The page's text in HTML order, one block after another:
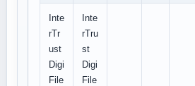
Inte
rTr
ust
Digi
File
Inte
rTru
st
Digi
File